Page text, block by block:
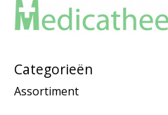
Categorieën
Assortiment